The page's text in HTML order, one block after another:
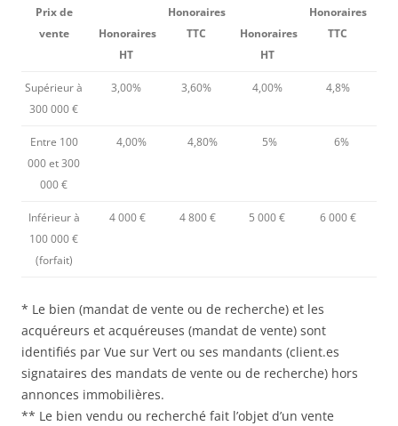
Prix de
vente
Honoraires
HT
Honoraires
TTC
Honoraires
HT
Honoraires
TTC
Supérieur à
300 000 €
3,00% 3,60% 4,00% 4,8%
Entre 100
000 et 300
000 €
4,00% 4,80% 5% 6%
Inférieur à
100 000 €
(forfait)
4 000 € 4 800 € 5 000 € 6 000 €
* Le bien (mandat de vente ou de recherche) et les
acquéreurs et acquéreuses (mandat de vente) sont
identifiés par Vue sur Vert ou ses mandants (client.es
signataires des mandats de vente ou de recherche) hors
annonces immobilières.
** Le bien vendu ou recherché fait l’objet d’un vente